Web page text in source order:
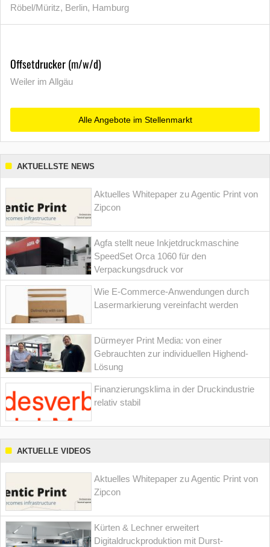
Röbel/Müritz, Berlin, Hamburg
Offsetdrucker (m/w/d)
Weiler im Allgäu
Alle Angebote im Stellenmarkt
AKTUELLSTE NEWS
Aktuelles Whitepaper zu Agentic Print von
Zipcon
Agfa stellt neue Inkjetdruckmaschine
SpeedSet Orca 1060 für den
Verpackungsdruck vor
Wie E-Commerce-Anwendungen durch
Lasermarkierung vereinfacht werden
Dürmeyer Print Media: von einer
Gebrauchten zur individuellen Highend-
Lösung
Finanzierungsklima in der Druckindustrie
relativ stabil
AKTUELLE VIDEOS
Aktuelles Whitepaper zu Agentic Print von
Zipcon
Kürten & Lechner erweitert
Digitaldruckproduktion mit Durst-